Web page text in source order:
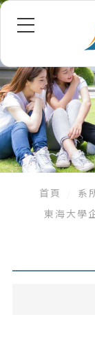
首頁 系
東海大學